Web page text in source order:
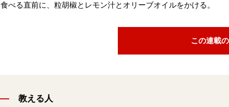
食べる直前に、粒胡椒とレモン汁とオリーブオイルをかける。
この連載
教える人